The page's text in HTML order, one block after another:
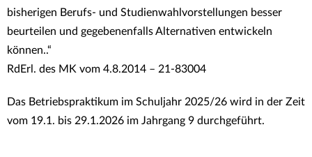
bisherigen Berufs- und Studienwahlvorstellungen besser
beurteilen und gegebenenfalls Alternativen entwickeln
können..“
RdErl. des MK vom 4.8.2014 – 21-83004
Das Betriebspraktikum im Schuljahr 2025/26 wird in der Zeit
vom 19.1. bis 29.1.2026 im Jahrgang 9 durchgeführt.